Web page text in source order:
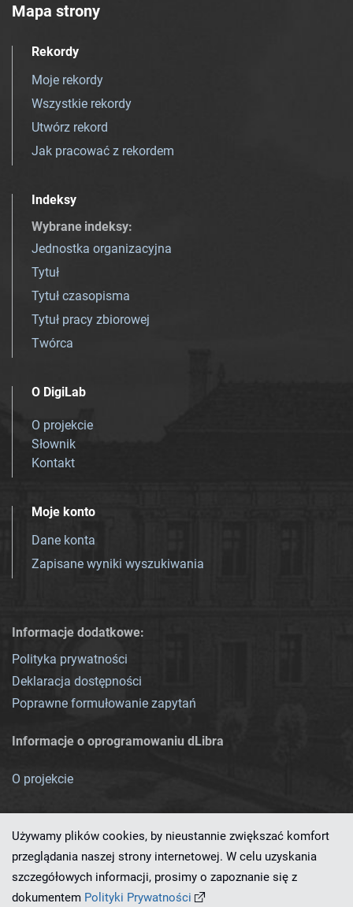
Mapa strony
Rekordy
Moje rekordy
Wszystkie rekordy
Utwórz rekord
Jak pracować z rekordem
Indeksy
Wybrane indeksy:
Jednostka organizacyjna
Tytuł
Tytuł czasopisma
Tytuł pracy zbiorowej
Twórca
O DigiLab
O projekcie
Słownik
Kontakt
Moje konto
Dane konta
Zapisane wyniki wyszukiwania
Informacje dodatkowe:
Polityka prywatności
Deklaracja dostępności
Poprawne formułowanie zapytań
Informacje o oprogramowaniu dLibra
O projekcie
Ten serwis działa dzięki oprogramowaniu
Używamy plików cookies, by nieustannie zwiększać komfort
przeglądania naszej strony internetowej. W celu uzyskania
szczegółowych informacji, prosimy o zapoznanie się z
dokumentem Polityki Prywatności